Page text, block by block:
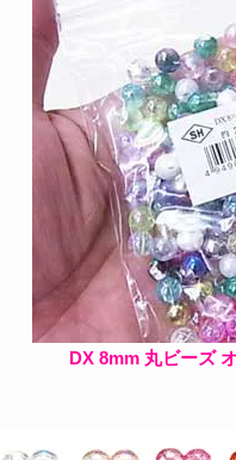
DX 8mm 丸ビーズ